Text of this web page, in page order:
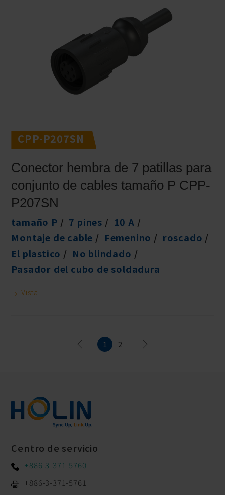
CPP-P207SN
Conector hembra de 7 patillas para
conjunto de cables tamaño P CPP-
P207SN
tamaño P 7 pines
10 A
Montaje de cable
Femenino
roscado
El plastico
No blindado
Pasador del cubo de soldadura
Vista
1 2
Centro de servicio
+886-3-371-5760
+886-3-371-5761